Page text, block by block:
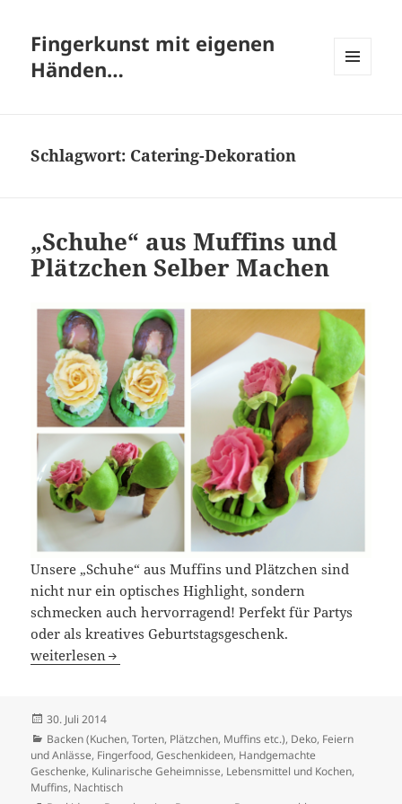
Fingerkunst mit eigenen
Händen…
Schlagwort: Catering-Dekoration
„Schuhe“ aus Muffins und
Plätzchen Selber Machen
Unsere „Schuhe“ aus Muffins und Plätzchen sind
nicht nur ein optisches Highlight, sondern
schmecken auch hervorragend! Perfekt für Partys
oder als kreatives Geburtstagsgeschenk.
„Schuhe“ aus Muffins und Plätzchen Selber Machen
weiterlesen
Veröffentlicht
am
30. Juli 2014
Kategorien
Backen (Kuchen, Torten, Plätzchen, Muffins etc.), Deko, Feiern
und Anlässe, Fingerfood,Geschenkideen, Handgemachte
Geschenke, Kulinarische Geheimnisse, Lebensmittel und Kochen,
Muffins, Nachtisch